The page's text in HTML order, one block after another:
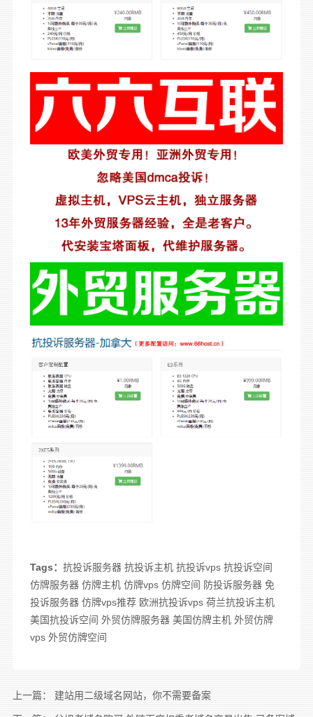
Tags： 抗投诉服务器 抗投诉主机 抗投诉vps 抗投诉空间
仿牌服务器 仿牌主机 仿牌vps 仿牌空间 防投诉服务器 免
投诉服务器 仿牌vps推荐 欧洲抗投诉vps 荷兰抗投诉主机
美国抗投诉空间 外贸仿牌服务器 美国仿牌主机 外贸仿牌
vps 外贸仿牌空间
上一篇： 建站用二级域名网站，你不需要备案